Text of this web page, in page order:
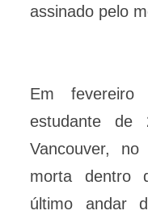
assinado pelo
Em
estudante
Vancouver,
morta dentro
último andar